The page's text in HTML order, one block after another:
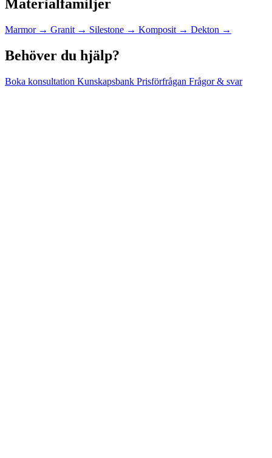
Materialfamiljer
Marmor → Granit → Silestone → Komposit → Dekton →
Behöver du hjälp?
Boka konsultation Kunskapsbank Prisförfrågan Frågor & svar